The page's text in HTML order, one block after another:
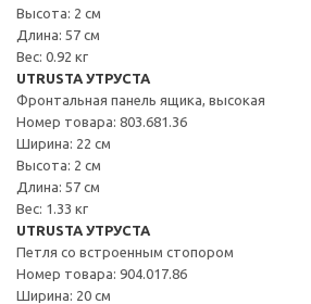
Высота: 2 см
Длина: 57 см
Вес: 0.92 кг
UTRUSTA УТРУСТА
Фронтальная панель ящика, высокая
Номер товара: 803.681.36
Ширина: 22 см
Высота: 2 см
Длина: 57 см
Вес: 1.33 кг
UTRUSTA УТРУСТА
Петля со встроенным стопором
Номер товара: 904.017.86
Ширина: 20 см